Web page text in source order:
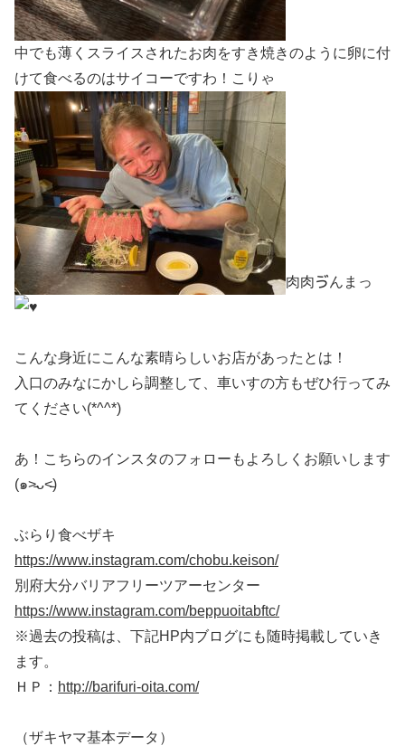
中でも薄くスライスされたお肉をすき焼きのように卵に付
けて食べるのはサイコーですわ！こりゃ
肉肉ゔんまっ
こんな身近にこんな素晴らしいお店があったとは！
入口のみなにかしら調整して、車いすの方もぜひ行ってみ
てください(*^^*)
あ！こちらのインスタのフォローもよろしくお願いします
(๑˃̵ᴗ˂̵)
ぶらり食べザキ
https://www.instagram.com/chobu.keison/
別府大分バリアフリーツアーセンター
https://www.instagram.com/beppuoitabftc/
※過去の投稿は、下記HP内ブログにも随時掲載していき
ます。
ＨＰ： http://barifuri-oita.com/
（ザキヤマ基本データ）